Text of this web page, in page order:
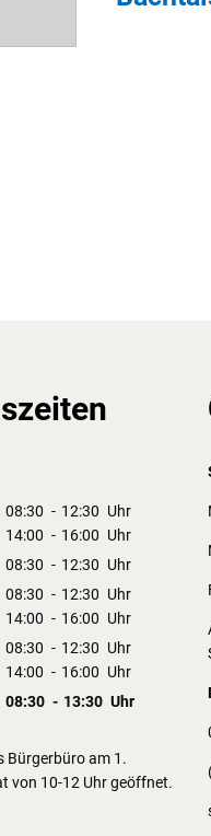
08:30 - 12:30 Uhr
Von 08:30 bis 12:30 Uhr
14:00 - 16:00 Uhr
Von 14:00 bis 16:00 Uhr
08:30 - 12:30 Uhr
Von 08:30 bis 12:30 Uhr
08:30 - 12:30 Uhr
Von 08:30 bis 12:30 Uhr
14:00 - 16:00 Uhr
Von 14:00 bis 16:00 Uhr
08:30 - 12:30 Uhr
Von 08:30 bis 12:30 Uhr
14:00 - 16:00 Uhr
Von 14:00 bis 16:00 Uhr
08:30 - 13:30 Uhr
Bürgerbüro am 1.
von 10-12 Uhr geöffnet.